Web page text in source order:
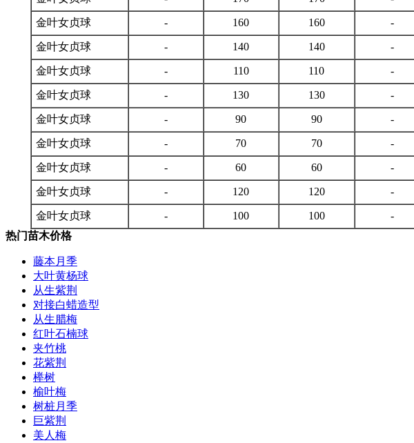
金叶女贞球 - 160 160 -
金叶女贞球 - 140 140 -
金叶女贞球 - 110 110 -
金叶女贞球 - 130 130 -
金叶女贞球 - 90 90 -
金叶女贞球 - 70 70 -
金叶女贞球 - 60 60 -
金叶女贞球 - 120 120 -
金叶女贞球 - 100 100 -
热门苗木价格
藤本月季
大叶黄杨球
从生紫荆
对接白蜡造型
从生腊梅
红叶石楠球
夹竹桃
花紫荆
榉树
榆叶梅
树桩月季
巨紫荆
美人梅